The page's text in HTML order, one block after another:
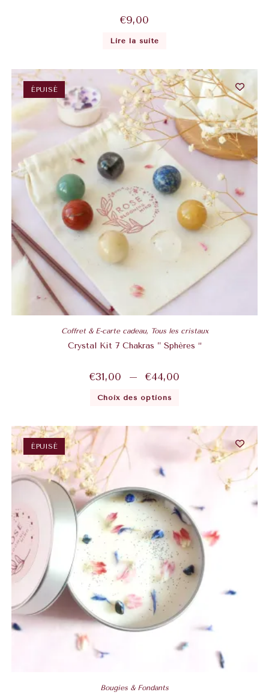
€9,00
Lire la suite
ÉPUISÉ
Coffret & E-carte cadeau, Tous les cristaux
Crystal Kit 7 Chakras ” Sphères “
€31,00 – €44,00
Choix des options
ÉPUISÉ
Bougies & Fondants